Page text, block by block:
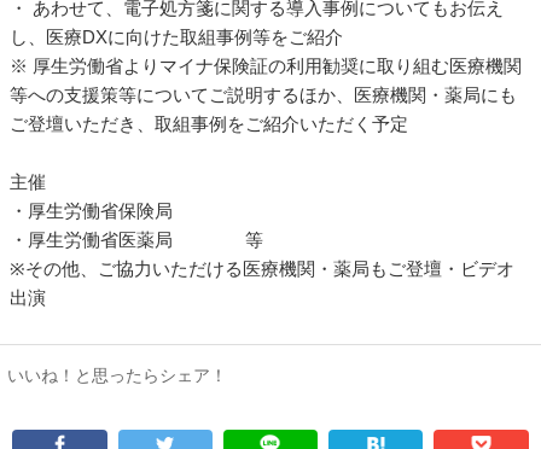
・ あわせて、電子処方箋に関する導入事例についてもお伝え
し、医療DXに向けた取組事例等をご紹介
※ 厚生労働省よりマイナ保険証の利用勧奨に取り組む医療機関
等への支援策等についてご説明するほか、医療機関・薬局にも
ご登壇いただき、取組事例をご紹介いただく予定
主催
・厚生労働省保険局
・厚生労働省医薬局 等
※その他、ご協力いただける医療機関・薬局もご登壇・ビデオ
出演
いいね！と思ったらシェア！